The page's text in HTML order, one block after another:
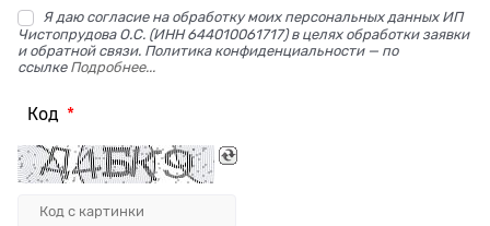
Я даю согласие на обработку моих персональных данных ИП
Чистопрудова О.С. (ИНН 644010061717) в целях обработки заявки
и обратной связи. Политика конфиденциальности — по
ссылке Подробнее...
Код